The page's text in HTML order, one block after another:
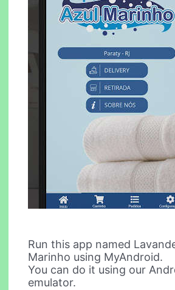
Run this app named
Marinho using MyAndroid.
You can do it using our
emulator.